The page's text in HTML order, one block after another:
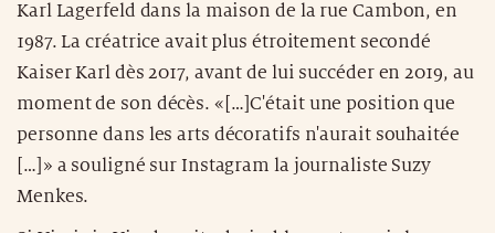
Karl Lagerfeld dans la maison de la rue Cambon, en
1987. La créatrice avait plus étroitement secondé
Kaiser Karl dès 2017, avant de lui succéder en 2019, au
moment de son décès. «[…]C'était une position que
personne dans les arts décoratifs n'aurait souhaitée
[…]» a souligné sur Instagram la journaliste Suzy
Menkes.